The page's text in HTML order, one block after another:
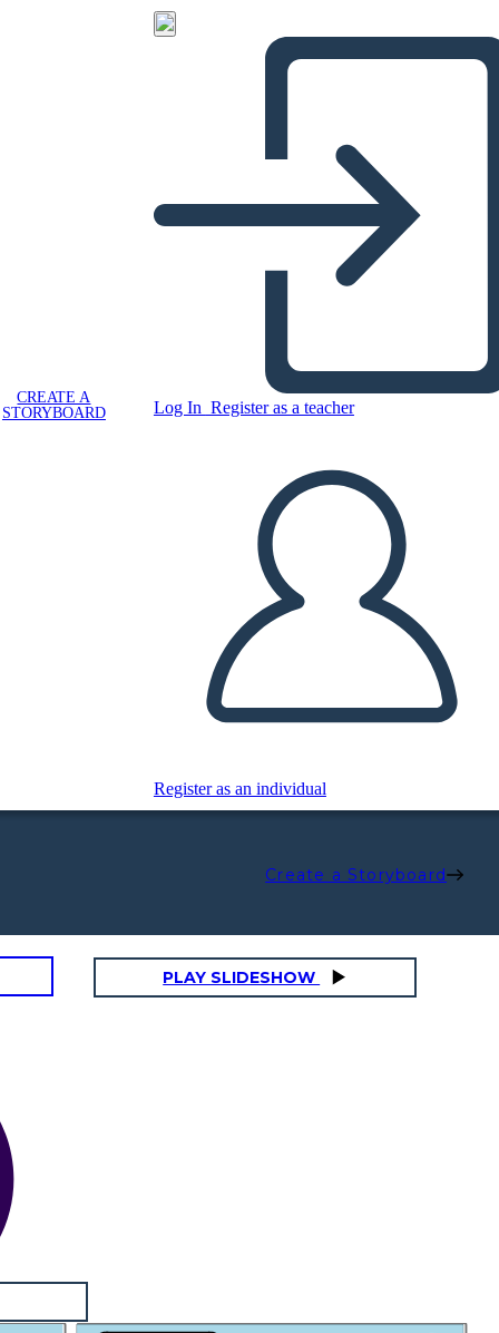
CREATE A
STORYBOARD
Log In Register as a teacher
Register as an individual
Create a Storyboard
PLAY SLIDESHOW